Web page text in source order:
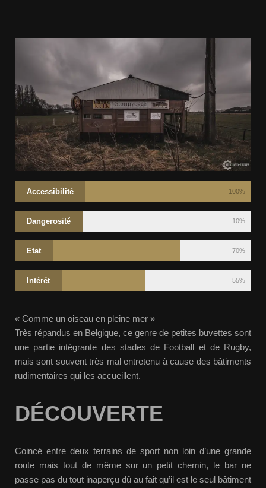
Accessibilité 100%
Dangerosité 10%
Etat 70%
Intérêt 55%
« Comme un oiseau en pleine mer »
Très répandus en Belgique, ce genre de petites buvettes sont
une partie intégrante des stades de Football et de Rugby,
mais sont souvent très mal entretenu à cause des bâtiments
rudimentaires qui les accueillent.
DÉCOUVERTE
Coincé entre deux terrains de sport non loin d’une grande
route mais tout de même sur un petit chemin, le bar ne
passe pas du tout inaperçu dû au fait qu’il est le seul bâtiment